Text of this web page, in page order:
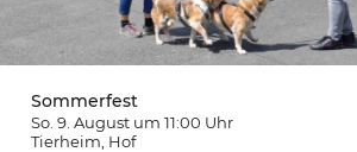
Sommerfest
So. 9. August um 11:00 Uhr
Tierheim , Hof